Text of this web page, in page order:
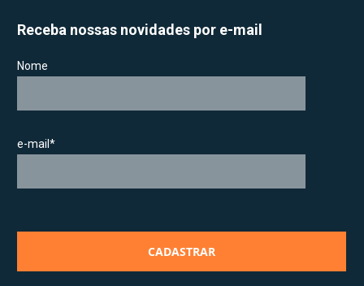
Receba nossas novidades por e-mail
Nome
e-mail*